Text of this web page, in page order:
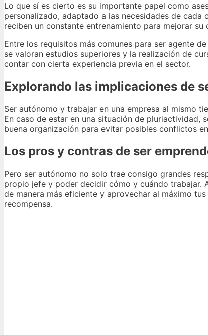
Lo que sí es cierto es su importante papel como
personalizado, adaptado a las necesidades de
reciben un constante entrenamiento para mejorar
Entre los requisitos más comunes para ser agente
se valoran estudios superiores y la realización de
contar con cierta experiencia previa en el sector.
Explorando las implicaciones de
Ser autónomo y trabajar en una empresa al mismo
En caso de estar en una situación de pluriactividad,
buena organización para evitar posibles conflictos
Los pros y contras de ser
Pero ser autónomo no solo trae consigo grandes
propio jefe y poder decidir cómo y cuándo trabajar.
de manera más eficiente y aprovechar al máximo
recompensa.